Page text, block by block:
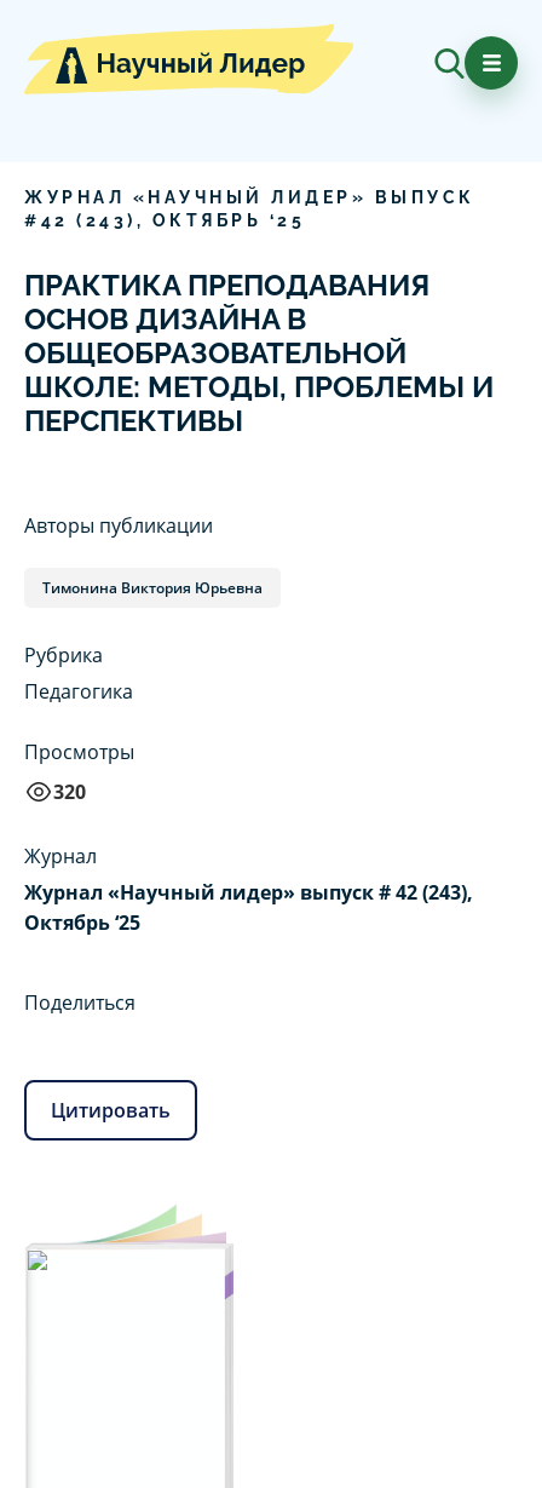
ЖУРНАЛ «НАУЧНЫЙ ЛИДЕР» ВЫПУСК
# 42 ( 243), ОКТЯБРЬ ‘25
ПРАКТИКА ПРЕПОДАВАНИЯ
ОСНОВ ДИЗАЙНА В
ОБЩЕОБРАЗОВАТЕЛЬНОЙ
ШКОЛЕ: МЕТОДЫ, ПРОБЛЕМЫ И
ПЕРСПЕКТИВЫ
Авторы публикации
Тимонина Виктория Юрьевна
Рубрика
Педагогика
Просмотры
320
Журнал
Журнал «Научный лидер» выпуск # 42 (243),
Октябрь ‘25
Поделиться
Цитировать